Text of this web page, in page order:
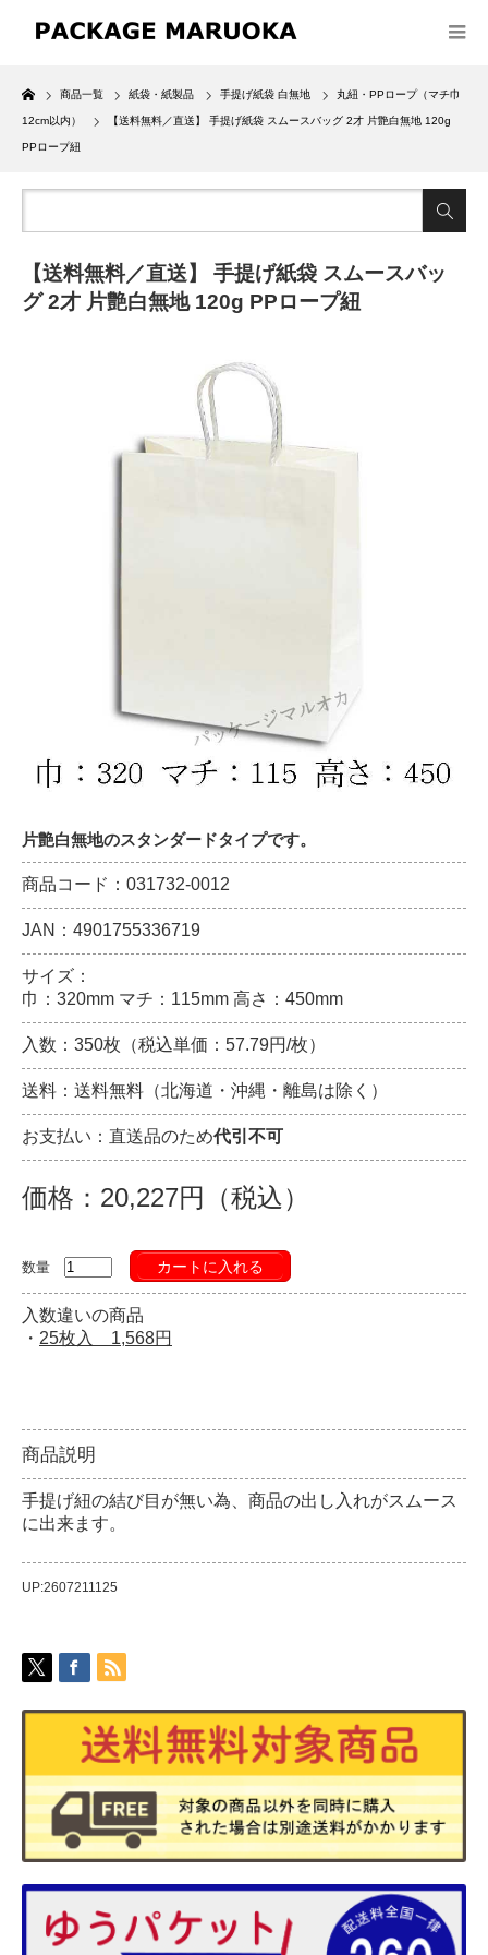
Home
商品一覧 紙袋・紙製品 手提げ紙袋 白無地 丸紐・PPロープ（マチ巾
12cm以内） 【送料無料／直送】 手提げ紙袋 スムースバッグ 2才 片艶白無地 120g
PPロープ紐
【送料無料／直送】 手提げ紙袋 スムースバッ
グ 2才 片艶白無地 120g PPロープ紐
片艶白無地のスタンダードタイプです。
商品コード：031732-0012
JAN：4901755336719
サイズ：
巾：320mm マチ：115mm 高さ：450mm
入数：350枚（税込単価：57.79円/枚）
送料：送料無料（北海道・沖縄・離島は除く）
お支払い：直送品のため代引不可
価格：20,227円（税込）
数量 カートに入れる
入数違いの商品
・ 25枚入 1,568円
商品説明
手提げ紐の結び目が無い為、商品の出し入れがスムース
に出来ます。
UP:2607211125